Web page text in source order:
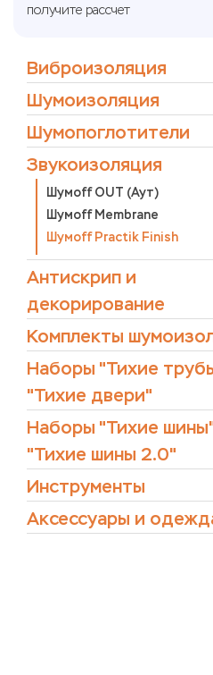
получите рассчет
Виброизоляция
Шумоизоляция
Шумопоглотители
Звукоизоляция
Шумoff OUT (Аут)
Шумoff Membrane
Шумoff Practik Finish
Антискрип и
декорирование
Комплекты
Наборы "Тихие
"Тихие двери"
Наборы "Тихие
"Тихие шины 2.0"
Инструменты
Аксессуары и